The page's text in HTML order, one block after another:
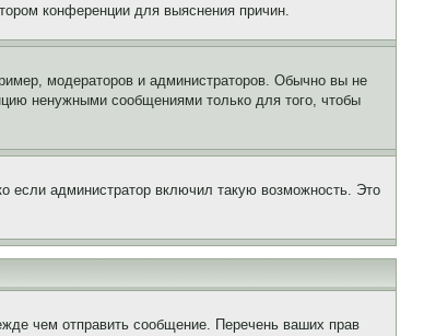
конференции для выяснения причин.
модераторов и администраторов. Обычно вы не
ненужными сообщениями только для того, чтобы
если администратор включил такую возможность. Это
чем отправить сообщение. Перечень ваших прав